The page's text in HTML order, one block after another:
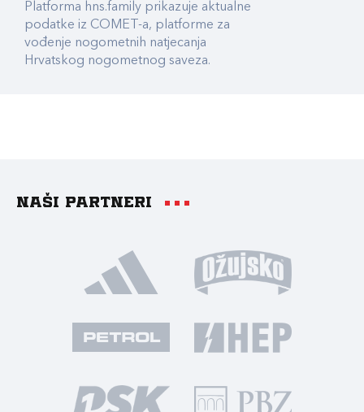
Platforma hns.family prikazuje aktualne
podatke iz COMET-a, platforme za
vođenje nogometnih natjecanja
Hrvatskog nogometnog saveza.
Naši partneri